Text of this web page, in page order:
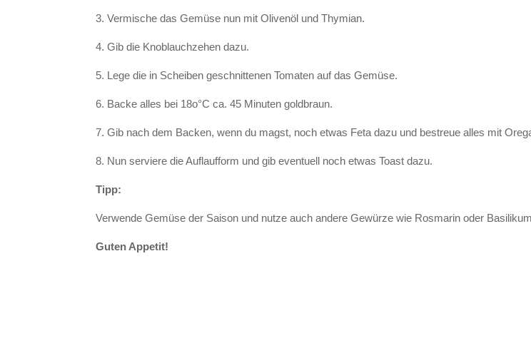
3. Vermische das Gemüse nun mit Olivenöl und Thymian.
4. Gib die Knoblauchzehen dazu.
5. Lege die in Scheiben geschnittenen Tomaten auf das Gemüse.
6. Backe alles bei 18o°C ca. 45 Minuten goldbraun.
7. Gib nach dem Backen, wenn du magst, noch etwas Feta dazu und bestreue alles mit
8. Nun serviere die Auflaufform und gib eventuell noch etwas Toast dazu.
Tipp:
Verwende Gemüse der Saison und nutze auch andere Gewürze wie Rosmarin oder
Guten Appetit!